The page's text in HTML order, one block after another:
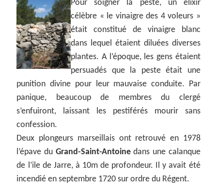
Pour soigner la peste, un élixir
célèbre « le vinaigre des 4 voleurs »
était constitué de vinaigre blanc
dans lequel étaient diluées diverses
plantes. A l’époque, les gens étaient
persuadés que la peste était une
punition divine pour leur mauvaise conduite. Par
panique, beaucoup de membres du clergé
s’enfuiront, laissant les pestiférés mourir sans
confession.
Deux plongeurs marseillais ont retrouvé en 1978
l’épave du Grand-Saint-Antoinedans une calanque
de l’ile de Jarre, à 10m de profondeur. Il y avait été
incendié en septembre 1720 sur ordre du Régent.